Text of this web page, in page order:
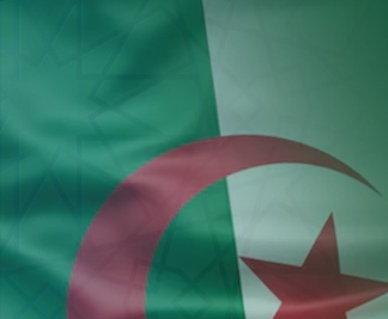
Aller au contenu principal